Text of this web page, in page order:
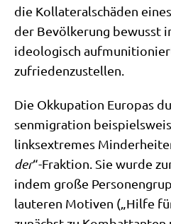
die Kol­la­te­ral­schä­den
der Bevöl­ke­rung bewusst
ideo­lo­gisch
zufriedenzustellen.
Die Okku­pa­ti­on Euro­pas
sen­mi­gra­ti­on
links­extre­mes
der“-Frak­ti­on. Sie wur­de
indem gro­ße
lau­te­ren Moti­ven („Hil­fe